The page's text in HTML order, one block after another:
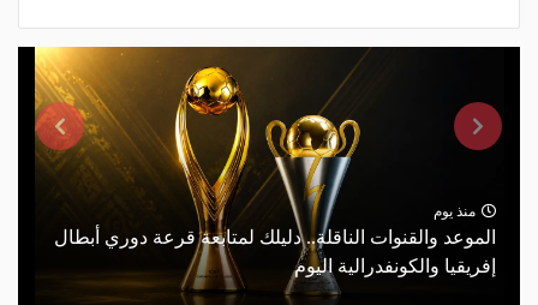
منذ يوم
الموعد والقنوات الناقلة.. دليلك لمتابعة قرعة دوري أبطال
إفريقيا والكونفدرالية اليوم